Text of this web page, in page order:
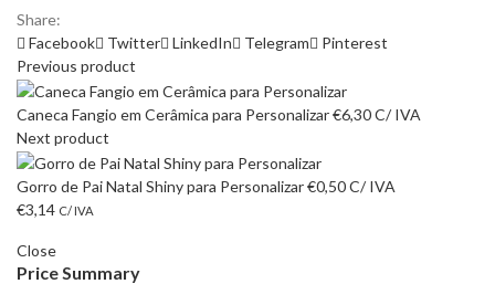
Share:
Facebook
Twitter LinkedIn Telegram
Pinterest
Previous product
Caneca Fangio em Cerâmica para Personalizar€6,30C/ IVA
Next product
Gorro de Pai Natal Shiny para Personalizar€0,50C/ IVA
€3,14 C/ IVA
Close
Price Summary